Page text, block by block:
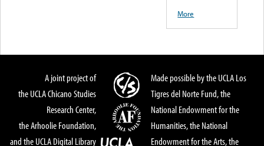
More
A joint project of
the UCLA Chicano Studies
Research Center,
the Arhoolie Foundation,
and the UCLA Digital Library
Made possible by the UCLA Los
Tigres del Norte Fund, the
National Endowment for the
Humanities, the National
Endowment for the Arts, the